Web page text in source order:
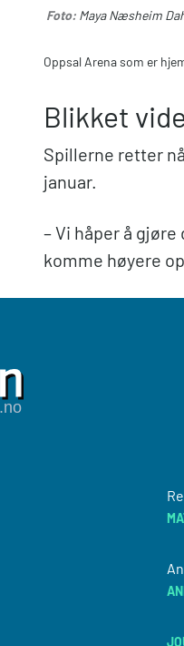
Foto: Maya Næsheim
Oppsal Arena som er
Blikket
Spillerne retter
januar.
– Vi håper å
komme høyere